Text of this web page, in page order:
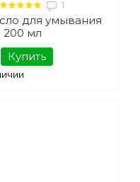
1
для умывания
200 мл
Купить